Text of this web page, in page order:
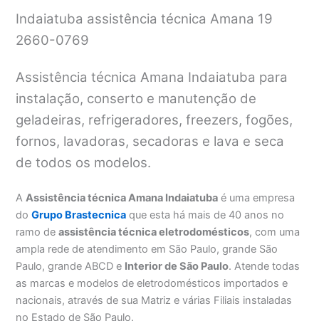
Indaiatuba assistência técnica Amana 19
2660-0769
Assistência técnica Amana Indaiatuba para
instalação, conserto e manutenção de
geladeiras, refrigeradores, freezers, fogões,
fornos, lavadoras, secadoras e lava e seca
de todos os modelos.
AAssistência técnica Amana Indaiatuba é uma empresa
doGrupo Brastecnica que esta há mais de 40 anos no
ramo deassistência técnica eletrodomésticos, com uma
ampla rede de atendimento em São Paulo, grande São
Paulo, grande ABCD e Interior de São Paulo. Atende todas
as marcas e modelos de eletrodomésticos importados e
nacionais, através de sua Matriz e várias Filiais instaladas
no Estado de São Paulo.